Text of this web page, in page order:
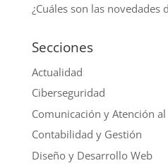
¿Cuáles son las novedades
Secciones
Actualidad
Ciberseguridad
Comunicación y Atención
Contabilidad y Gestión
Diseño y Desarrollo Web